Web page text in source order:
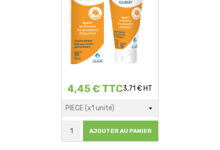
4,45 € TTC3,71 € HT
AJOUTER AU PANIER